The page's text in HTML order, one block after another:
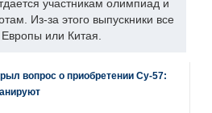
участникам олимпиад и
Из-за этого выпускники все
или Китая.
вопрос о приобретении Су-57: